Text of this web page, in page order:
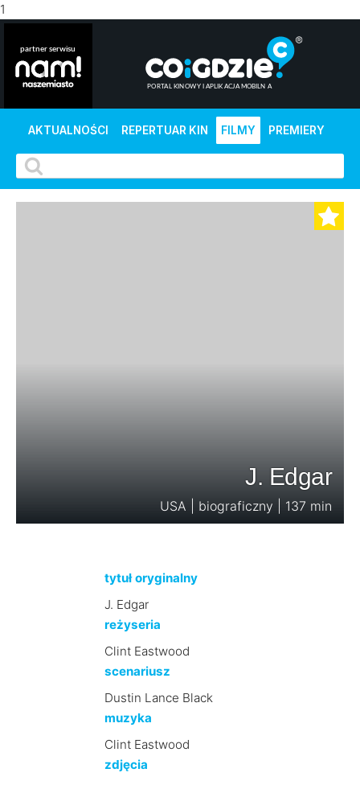
1
AKTUALNOŚCI REPERTUAR KIN FILMY PREMIERY
J. Edgar
USA | biograficzny | 137 min
tytuł oryginalny
J. Edgar
reżyseria
Clint Eastwood
scenariusz
Dustin Lance Black
muzyka
Clint Eastwood
zdjęcia